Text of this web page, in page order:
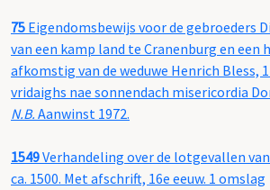
75 Eigendomsbewijs voor de gebroeders
van een kamp land te Cranenburg en een
afkomstig van de weduwe Henrich Bless,
vridaighs nae sonnendach misericordia
N.B. Aanwinst 1972.
1549Verhandeling over de lotgevallen van
ca. 1500. Met afschrift, 16e eeuw. 1 omslag